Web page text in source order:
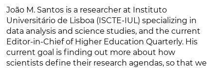
João M. Santos is a researcher at Instituto
Universitário de Lisboa (ISCTE-IUL) specializing in
data analysis and science studies, and the current
Editor-in-Chief of Higher Education Quarterly. His
current goal is finding out more about how
scientists define their research agendas, so that we